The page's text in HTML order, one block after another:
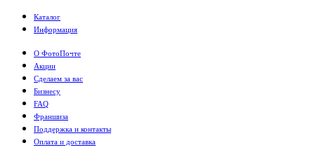
Каталог
Информация
О ФотоПочте
Акции
Сделаем за вас
Бизнесу
FAQ
Франшиза
Поддержка и контакты
Оплата и доставка